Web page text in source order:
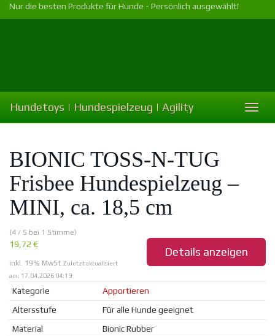
Skip
to
Nur die besten Produkte für Hunde - Persönlich ausgewählt!
Hundetoys | Hundespielzeug | Agility
BIONIC TOSS-N-TUG
Frisbee Hundespielzeug –
MINI, ca. 18,5 cm
(4 / 5 bei 1 Stimme)
19,72 €
inkl. 19% MwSt.Zuletzt aktualisiert
am: 17.04.2026 04:19
Details anzeigen
Kategorie
Apportieren
Altersstufe
Für alle Hunde geeignet
Material
Bionic Rubber